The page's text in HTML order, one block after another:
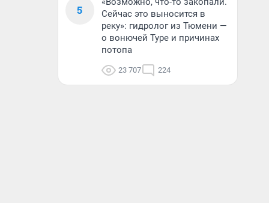
5
Сейчас это выносится в
реку»: гидролог из Тюмени —
о вонючей Туре и причинах
потопа
23 707 224